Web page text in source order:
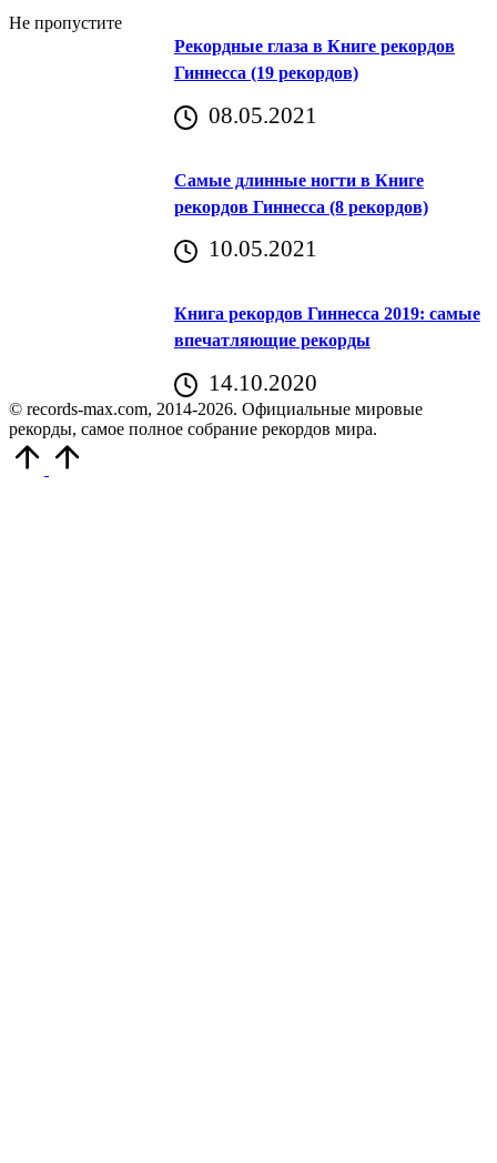
Не пропустите
Рекордные глаза в Книге рекордов
Гиннесса (19 рекордов)
08.05.2021
Самые длинные ногти в Книге
рекордов Гиннесса (8 рекордов)
10.05.2021
Книга рекордов Гиннесса 2019: самые
впечатляющие рекорды
14.10.2020
© records-max.com, 2014-2026. Официальные мировые
рекорды, самое полное собрание рекордов мира.